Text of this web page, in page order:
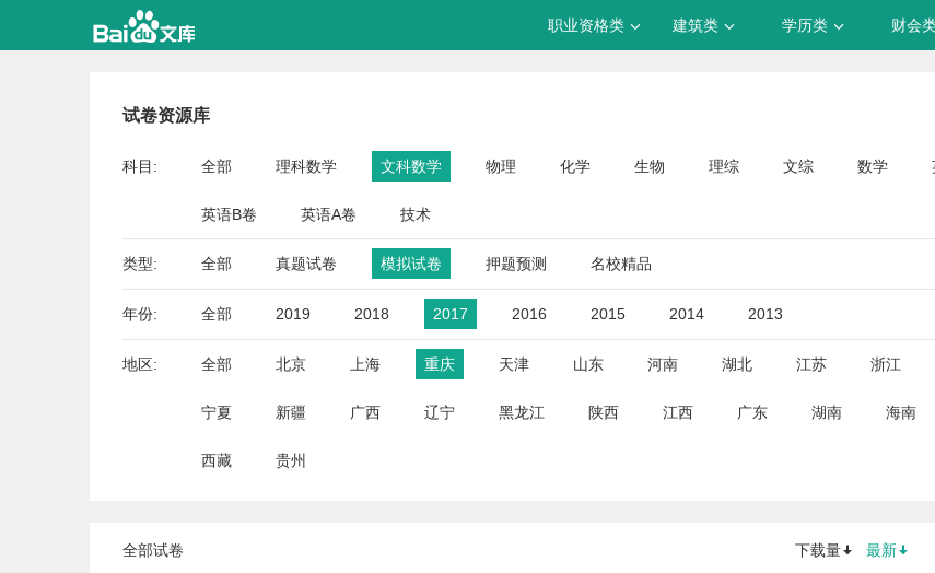
职业资格类 建筑类 学历类 财会
试卷资源库
科目: 全部 理科数学 文科数学 物理 化学 生物 理综 文综 数学
英语B卷 英语A卷 技术
类型: 全部 真题试卷 模拟试卷 押题预测 名校精品
年份: 全部 2019 2018 2017 2016 2015 2014 2013
地区: 全部 北京 上海 重庆 天津 山东 河南 湖北 江苏 浙江
宁夏 新疆 广西 辽宁 黑龙江 陕西 江西 广东 湖南 海南
西藏 贵州
全部试卷 下载量 最新